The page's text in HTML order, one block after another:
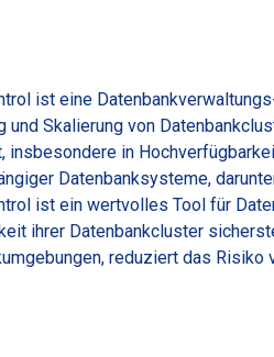
ist eine
und Skalierung von
insbesondere in
Datenbanksysteme,
ist ein wertvolles Tool für
ihrer Datenbankcluster
reduziert das